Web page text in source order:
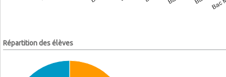
Répartition des élèves